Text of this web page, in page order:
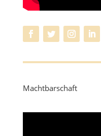
Machtbarschaft